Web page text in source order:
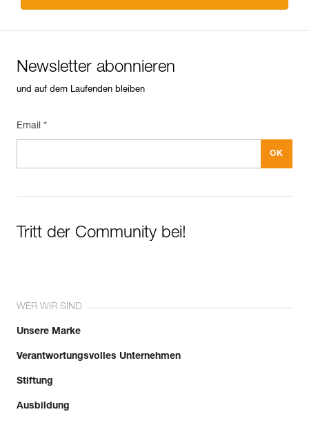
Newsletter abonnieren
und auf dem Laufenden bleiben
Email *
Tritt der Community bei!
WER WIR SIND
Unsere Marke
Verantwortungsvolles Unternehmen
Stiftung
Ausbildung